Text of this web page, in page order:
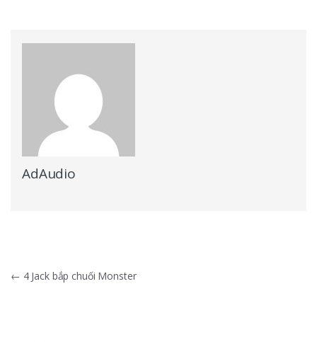
AdAudio
Điều hướng bài viết
← 4 Jack bắp chuối Monster